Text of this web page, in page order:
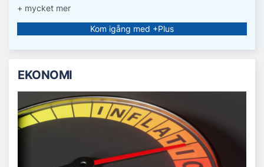
+ mycket mer
Kom igång med +Plus
EKONOMI